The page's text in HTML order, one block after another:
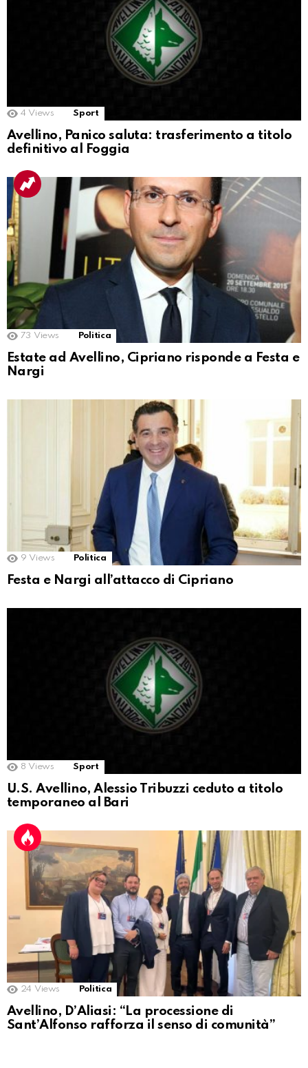
4 Views Sport
Avellino, Panico saluta: trasferimento a titolo
definitivo al Foggia
73 Views Politica
Estate ad Avellino, Cipriano risponde a Festa e
Nargi
9 Views Politica
Festa e Nargi all’attacco di Cipriano
8 Views Sport
U.S. Avellino, Alessio Tribuzzi ceduto a titolo
temporaneo al Bari
24 Views Politica
Avellino, D’Aliasi: “La processione di
Sant’Alfonso rafforza il senso di comunità”